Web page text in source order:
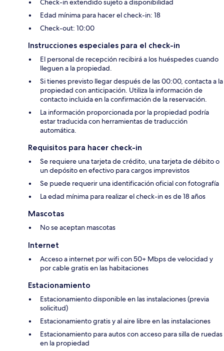
Check-in extendido sujeto a disponibilidad
Edad mínima para hacer el check-in: 18
Check-out: 10:00
Instrucciones especiales para el check-in
El personal de recepción recibirá a los huéspedes cuando
lleguen a la propiedad.
Si tienes previsto llegar después de las 00:00, contacta a la
propiedad con anticipación. Utiliza la información de
contacto incluida en la confirmación de la reservación.
La información proporcionada por la propiedad podría
estar traducida con herramientas de traducción
automática.
Requisitos para hacer check-in
Se requiere una tarjeta de crédito, una tarjeta de débito o
un depósito en efectivo para cargos imprevistos
Se puede requerir una identificación oficial con fotografía
La edad mínima para realizar el check-in es de 18 años
Mascotas
No se aceptan mascotas
Internet
Acceso a internet por wifi con 50+ Mbps de velocidad y
por cable gratis en las habitaciones
Estacionamiento
Estacionamiento disponible en las instalaciones (previa
solicitud)
Estacionamiento gratis y al aire libre en las instalaciones
Estacionamiento para autos con acceso para silla de ruedas
en la propiedad